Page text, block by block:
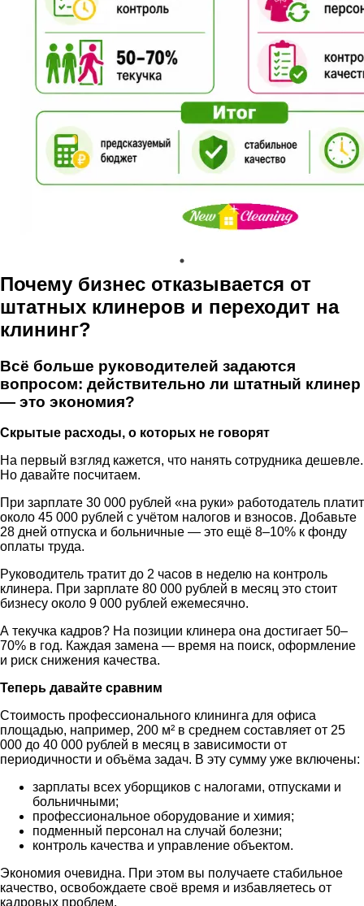
Почему бизнес отказывается от
штатных клинеров и переходит на
клининг?
Всё больше руководителей задаются
вопросом: действительно ли штатный клинер
— это экономия?
Скрытые расходы, о которых не говорят
На первый взгляд кажется, что нанять сотрудника дешевле.
Но давайте посчитаем.
При зарплате 30 000 рублей «на руки» работодатель платит
около 45 000 рублей с учётом налогов и взносов. Добавьте
28 дней отпуска и больничные — это ещё 8–10% к фонду
оплаты труда.
Руководитель тратит до 2 часов в неделю на контроль
клинера. При зарплате 80 000 рублей в месяц это стоит
бизнесу около 9 000 рублей ежемесячно.
А текучка кадров? На позиции клинера она достигает 50–
70% в год. Каждая замена — время на поиск, оформление
и риск снижения качества.
Теперь давайте сравним
Стоимость профессионального клининга для офиса
площадью, например, 200 м² в среднем составляет от 25
000 до 40 000 рублей в месяц в зависимости от
периодичности и объёма задач. В эту сумму уже включены:
зарплаты всех уборщиков с налогами, отпусками и
больничными;
профессиональное оборудование и химия;
подменный персонал на случай болезни;
контроль качества и управление объектом.
Экономия очевидна. При этом вы получаете стабильное
качество, освобождаете своё время и избавляетесь от
кадровых проблем.